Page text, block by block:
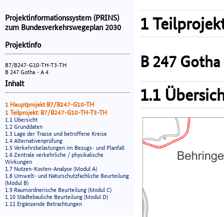
Projektinformationssystem (PRINS)
zum Bundesverkehrswegeplan 2030
Projektinfo
B7/B247-G10-TH-T3-TH
B 247 Gotha - A 4
Inhalt
1 Hauptprojekt B7/B247-G10-TH
1 Teilprojekt: B7/B247-G10-TH-T3-TH
1.1 Übersicht
1.2 Grunddaten
1.3 Lage der Trasse und betroffene Kreise
1.4 Alternativenprüfung
1.5 Verkehrsbelastungen im Bezugs- und Planfall
1.6 Zentrale verkehrliche / physikalische
Wirkungen
1.7 Nutzen-Kosten-Analyse (Modul A)
1.8 Umwelt- und Naturschutzfachliche Beurteilung
(Modul B)
1.9 Raumordnerische Beurteilung (Modul C)
1.10 Städtebauliche Beurteilung (Modul D)
1.11 Ergänzende Betrachtungen
1
B 247
1.1